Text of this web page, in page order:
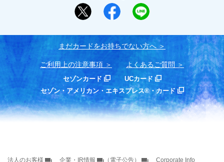
まだカードをお持ちでない⽅へ
ご利用上の注意事項 よくあるご質問
セゾンカード
UCカード
セゾン・アメリカン・エキスプレス®・カード
法人のお客様 企業・IR情報 （電子公告） Corporate Info